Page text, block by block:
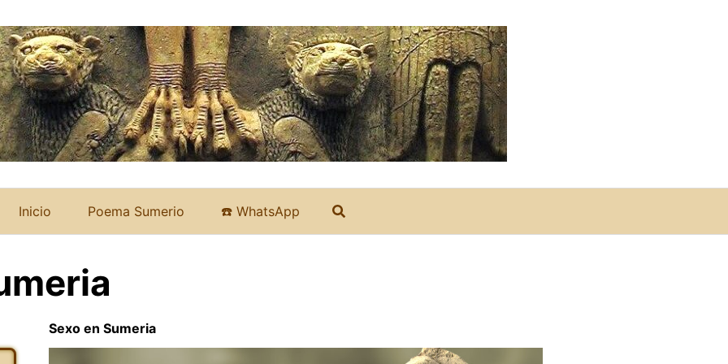
Inicio Poema Sumerio ☎️ WhatsApp
Sexo en Sumeria